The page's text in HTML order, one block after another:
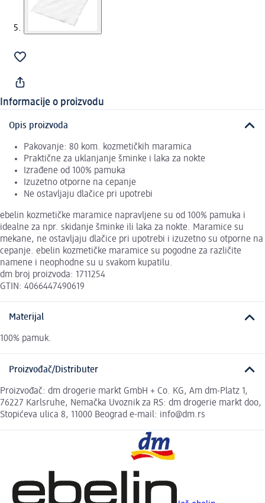
Informacije o proizvodu
Opis proizvoda
Pakovanje: 80 kom. kozmetičkih maramica
Praktične za uklanjanje šminke i laka za nokte
Izrađene od 100% pamuka
Izuzetno otporne na cepanje
Ne ostavljaju dlačice pri upotrebi
ebelin kozmetičke maramice napravljene su od 100% pamuka i
idealne za npr. skidanje šminke ili laka za nokte. Maramice su
mekane, ne ostavljaju dlačice pri upotrebi i izuzetno su otporne na
cepanje. ebelin kozmetičke maramice su pogodne za različite
namene i neophodne su u svakom kupatilu.
dm broj proizvoda: 1711254
GTIN: 4066447490619
Materijal
100% pamuk.
Proizvođač/Distributer
Proizvođač: dm drogerie markt GmbH + Co. KG, Am dm-Platz 1,
76227 Karlsruhe, Nemačka Uvoznik za RS: dm drogerie markt doo,
Stopićeva ulica 8, 11000 Beograd e-mail: info@dm.rs